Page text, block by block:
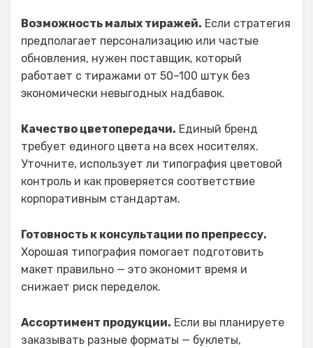
Возможность малых тиражей. Если стратегия
предполагает персонализацию или частые
обновления, нужен поставщик, который
работает с тиражами от 50–100 штук без
экономически невыгодных надбавок.
Качество цветопередачи. Единый бренд
требует единого цвета на всех носителях.
Уточните, использует ли типография цветовой
контроль и как проверяется соответствие
корпоративным стандартам.
Готовность к консультации по препрессу.
Хорошая типография помогает подготовить
макет правильно — это экономит время и
снижает риск переделок.
Ассортимент продукции. Если вы планируете
заказывать разные форматы — буклеты,